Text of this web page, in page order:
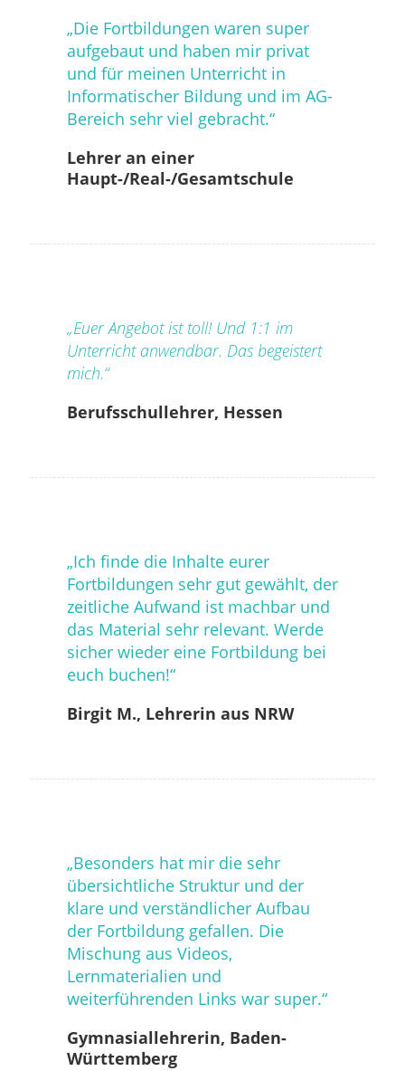
„Die Fortbildungen waren super
aufgebaut und haben mir privat
und für meinen Unterricht in
Informatischer Bildung und im AG-
Bereich sehr viel gebracht.“
Lehrer an einer
Haupt-/Real-/Gesamtschule
„Euer Angebot ist toll! Und 1:1 im
Unterricht anwendbar. Das begeistert
mich.“
Berufsschullehrer, Hessen
„Ich finde die Inhalte eurer
Fortbildungen sehr gut gewählt, der
zeitliche Aufwand ist machbar und
das Material sehr relevant. Werde
sicher wieder eine Fortbildung bei
euch buchen!“
Birgit M., Lehrerin aus NRW
„Besonders hat mir die sehr
übersichtliche Struktur und der
klare und verständlicher Aufbau
der Fortbildung gefallen. Die
Mischung aus Videos,
Lernmaterialien und
weiterführenden Links war super.“
Gymnasiallehrerin, Baden-
Württemberg